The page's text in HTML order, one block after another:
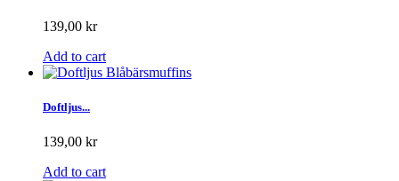
139,00 kr
Add to cart
Doftljus...
139,00 kr
Add to cart